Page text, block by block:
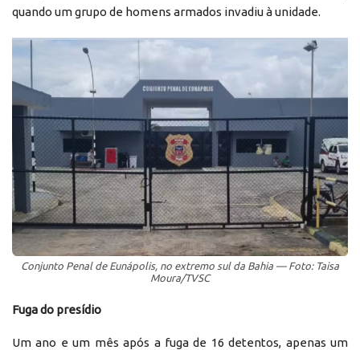
quando um grupo de homens armados invadiu à unidade.
Conjunto Penal de Eunápolis, no extremo sul da Bahia — Foto: Taisa
Moura/TVSC
Fuga do presídio
Um ano e um mês após a fuga de 16 detentos, apenas um